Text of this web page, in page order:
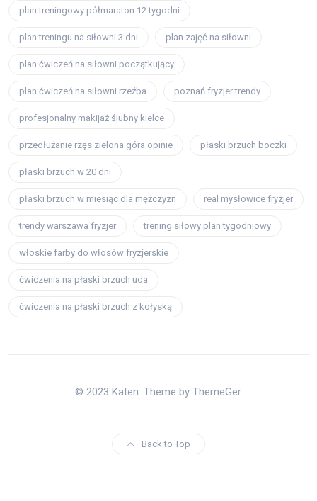
plan treningowy półmaraton 12 tygodni
plan treningu na siłowni 3 dni plan zajęć na siłowni
plan ćwiczeń na siłowni początkujący
plan ćwiczeń na siłowni rzeźba poznań fryzjer trendy
profesjonalny makijaż ślubny kielce
przedłużanie rzęs zielona góra opinie płaski brzuch boczki
płaski brzuch w 20 dni
płaski brzuch w miesiąc dla mężczyzn real mysłowice fryzjer
trendy warszawa fryzjer trening siłowy plan tygodniowy
włoskie farby do włosów fryzjerskie
ćwiczenia na płaski brzuch uda
ćwiczenia na płaski brzuch z kołyską
© 2023 Katen. Theme by ThemeGer.
Back to Top